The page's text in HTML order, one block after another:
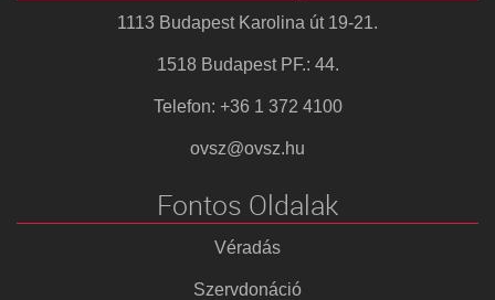
1113 Budapest Karolina út 19-21.
1518 Budapest PF.: 44.
Telefon: +36 1 372 4100
ovsz@ovsz.hu
Fontos Oldalak
Véradás
Szervdonáció